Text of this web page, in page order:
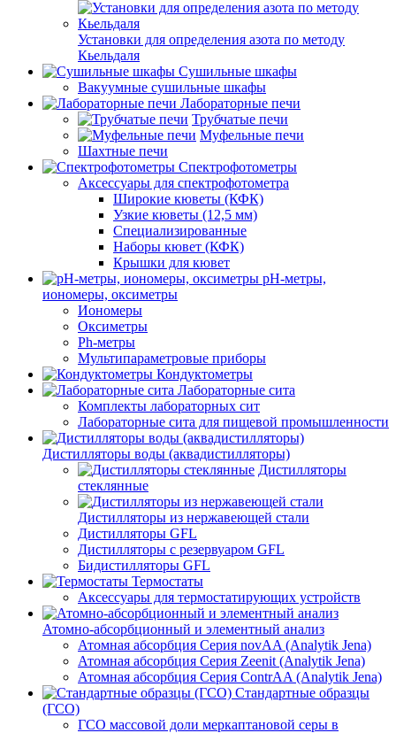
Установки для определения азота по методу
Кьельдаля
Сушильные шкафы
Вакуумные сушильные шкафы
Лабораторные печи
Трубчатые печи
Муфельные печи
Шахтные печи
Спектрофотометры
Аксессуары для спектрофотометра
Широкие кюветы (КФК)
Узкие кюветы (12,5 мм)
Специализированные
Наборы кювет (КФК)
Крышки для кювет
pH-метры,
иономеры, оксиметры
Иономеры
Оксиметры
Ph-метры
Мультипараметровые приборы
Кондуктометры
Лабораторные сита
Комплекты лабораторных сит
Лабораторные сита для пищевой промышленности
Дистилляторы воды (аквадистилляторы)
Дистилляторы
стеклянные
Дистилляторы из нержавеющей стали
Дистилляторы GFL
Дистилляторы с резервуаром GFL
Бидистилляторы GFL
Термостаты
Аксессуары для термостатирующих устройств
Атомно-абсорбционный и элементный анализ
Атомная абсорбция Серия novAA (Analytik Jena)
Атомная абсорбция Серия Zeenit (Analytik Jena)
Атомная абсорбция Серия СontrAA (Analytik Jena)
Стандартные образцы
(ГСО)
ГСО массовой доли меркаптановой серы в